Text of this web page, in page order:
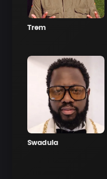
Trem
Swadula